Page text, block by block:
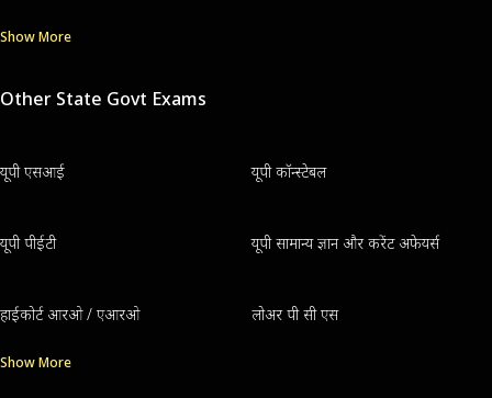
Show More
Other State Govt Exams
यूपी एसआई यूपी कॉन्स्टेबल
यूपी पीईटी यूपी सामान्य ज्ञान और करेंट अफेयर्स
हाईकोर्ट आरओ / एआरओ लोअर पी सी एस
Show More